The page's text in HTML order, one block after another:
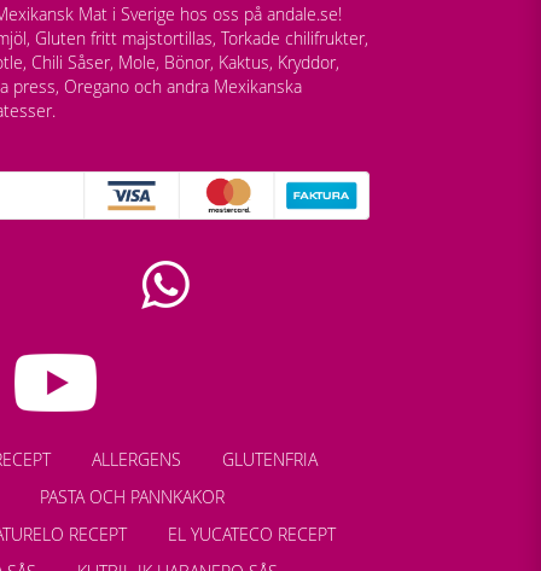
Mat i Sverige hos oss på andale.se!
Gluten fritt majstortillas, Torkade chilifrukter,
Chili Såser, Mole, Bönor, Kaktus, Kryddor,
press, Oregano och andra Mexikanska
ALLERGENS
GLUTENFRIA
PASTA OCH PANNKAKOR
RECEPT
EL YUCATECO RECEPT